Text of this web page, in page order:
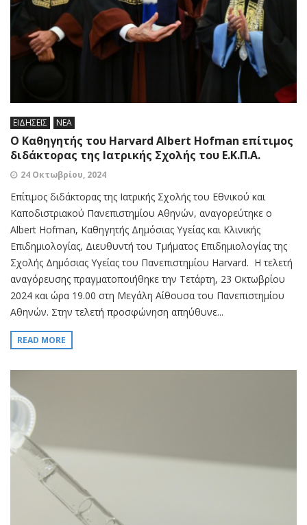
ΕΙΔΗΣΕΙΣ ΝΕΑ
Ο Καθηγητής του Harvard Albert Hofman επίτιμος
διδάκτορας της Ιατρικής Σχολής του Ε.Κ.Π.Α.
24 Οκτωβρίου, 2024
Επίτιμος διδάκτορας της Ιατρικής Σχολής του Εθνικού και
Καποδιστριακού Πανεπιστημίου Αθηνών, αναγορεύτηκε ο
Albert Hofman, Kαθηγητής Δημόσιας Υγείας και Κλινικής
Επιδημιολογίας, Διευθυντή του Τμήματος Επιδημιολογίας της
Σχολής Δημόσιας Υγείας του Πανεπιστημίου Harvard. Η τελετή
αναγόρευσης πραγματοποιήθηκε την Τετάρτη, 23 Οκτωβρίου
2024 και ώρα 19.00 στη Μεγάλη Αίθουσα του Πανεπιστημίου
Αθηνών. Στην τελετή προσφώνηση απηύθυνε...
READ MORE